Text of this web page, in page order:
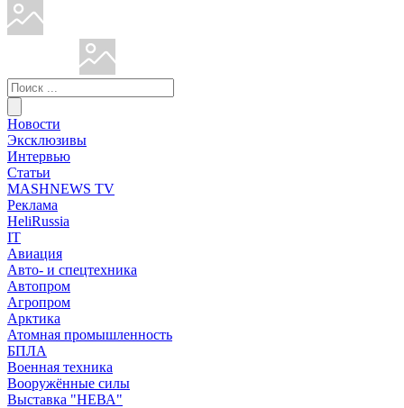
Новости
Эксклюзивы
Интервью
Статьи
MASHNEWS TV
Реклама
HeliRussia
IT
Авиация
Авто- и спецтехника
Автопром
Агропром
Арктика
Атомная промышленность
БПЛА
Военная техника
Вооружённые силы
Выставка "НЕВА"